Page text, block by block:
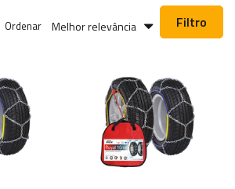
Ordenar Melhor relevância Filtro